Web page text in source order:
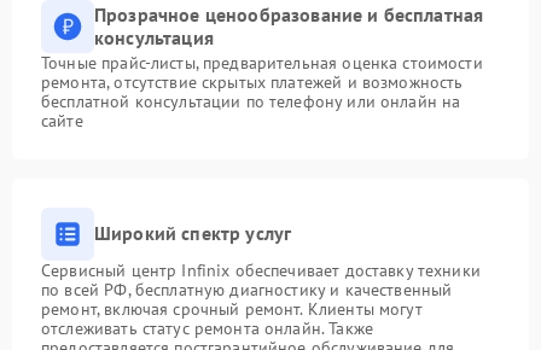
Прозрачное ценообразование и бесплатная
консультация
Точные прайс-листы, предварительная оценка стоимости
ремонта, отсутствие скрытых платежей и возможность
бесплатной консультации по телефону или онлайн на
сайте
Широкий спектр услуг
Сервисный центр Infinix обеспечивает доставку техники
по всей РФ, бесплатную диагностику и качественный
ремонт, включая срочный ремонт. Клиенты могут
отслеживать статус ремонта онлайн. Также